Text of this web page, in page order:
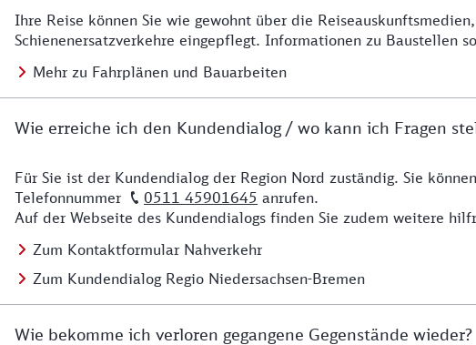
Details zu Baustelle
Ihre Reise können Sie wie gewohnt über die
Schienenersatzverkehre eingepflegt. Informationen zu Baustellen
Mehr zu Fahrplänen und Bauarbeiten
Wie erreiche ich den Kundendialog / wo kann ich Fragen
Details zu Kontakt
Für Sie ist der Kundendialog der Region Nord zuständig. Sie
Telefonnummer
0511 45901645 anrufen.
Auf der Webseite des Kundendialogs finden Sie zudem weitere
Zum Kontaktformular Nahverkehr
Zum Kundendialog Regio Niedersachsen-Bremen
Wie bekomme ich verloren gegangene Gegenstände wieder?